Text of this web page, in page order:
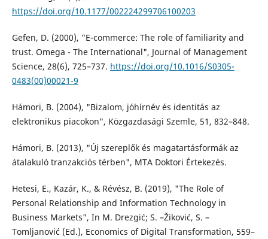
https://doi.org/10.1177/002224299706100203
Gefen, D. (2000), "E-commerce: The role of familiarity and
trust. Omega - The International", Journal of Management
Science, 28(6), 725–737. https://doi.org/10.1016/S0305-
0483(00)00021-9
Hámori, B. (2004), "Bizalom, jóhírnév és identitás az
elektronikus piacokon", Közgazdasági Szemle, 51, 832–848.
Hámori, B. (2013), "Új szereplők és magatartásformák az
átalakuló tranzakciós térben", MTA Doktori Értekezés.
Hetesi, E., Kazár, K., & Révész, B. (2019), "The Role of
Personal Relationship and Information Technology in
Business Markets", In M. Drezgić; S. –Žiković, S. –
Tomljanović (Ed.), Economics of Digital Transformation, 559–